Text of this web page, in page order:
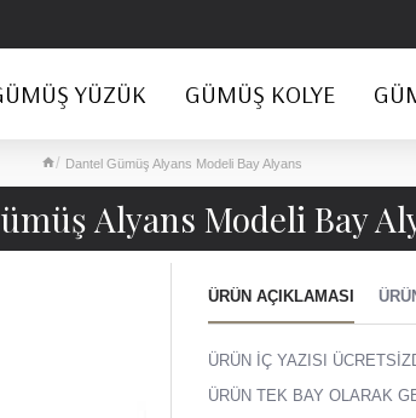
YÜZÜK GÜMÜŞ KOLYE
Dantel Gümüş Alyans Modeli Bay Alyans
Alyans Modeli Bay
ÜRÜN AÇIKLAMASI
ÜRÜN İÇ YAZISI
ÜRÜN TEK BAY OLARAK